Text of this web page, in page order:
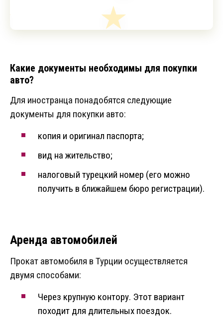
Какие документы необходимы для покупки
авто?
Для иностранца понадобятся следующие
документы для покупки авто:
копия и оригинал паспорта;
вид на жительство;
налоговый турецкий номер (его можно
получить в ближайшем бюро регистрации).
Аренда автомобилей
Прокат автомобиля в Турции осуществляется
двумя способами:
Через крупную контору. Этот вариант
походит для длительных поездок.